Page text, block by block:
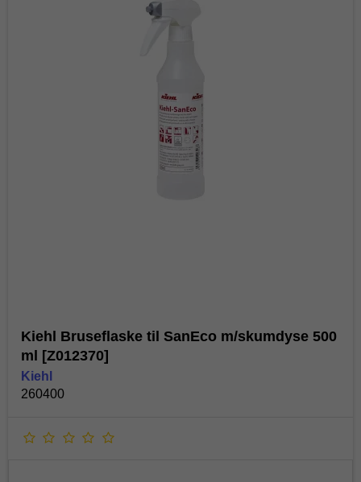
Kiehl Bruseflaske til SanEco m/skumdyse 500
ml [Z012370]
Kiehl
260400